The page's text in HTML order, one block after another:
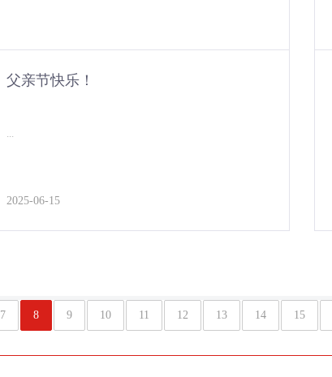
父亲节快乐！
...
2025-06-15
7 8 9 10 11 12 13 14 15